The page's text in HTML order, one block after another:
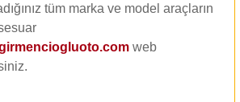
tüm marka ve model araçların
web